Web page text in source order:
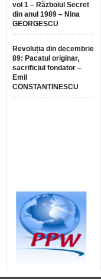
vol 1 – Războiul Secret
din anul 1989 – Nina
GEORGESCU
Revoluția din decembrie
89: Pacatul originar,
sacrificiul fondator –
Emil
CONSTANTINESCU